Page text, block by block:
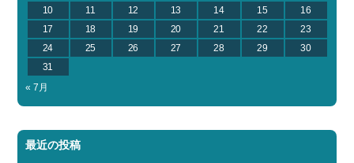
10
11 12 13 14 15
16
17
18 19 20 21 22
23
24
25 26 27 28 29
30
31
« 7月
最近の投稿